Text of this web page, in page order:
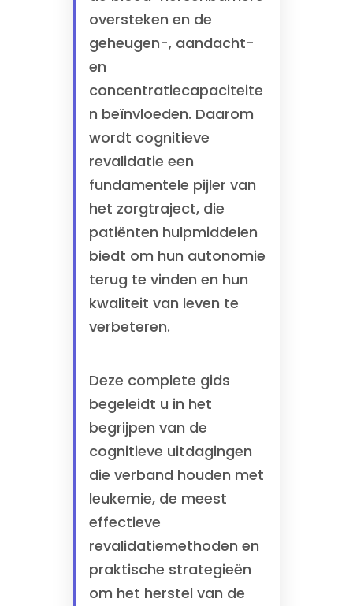
oversteken en de
geheugen-, aandacht-
en
concentratiecapaciteite
n beïnvloeden. Daarom
wordt cognitieve
revalidatie een
fundamentele pijler van
het zorgtraject, die
patiënten hulpmiddelen
biedt om hun autonomie
terug te vinden en hun
kwaliteit van leven te
verbeteren.
Deze complete gids
begeleidt u in het
begrijpen van de
cognitieve uitdagingen
die verband houden met
leukemie, de meest
effectieve
revalidatiemethoden en
praktische strategieën
om het herstel van de